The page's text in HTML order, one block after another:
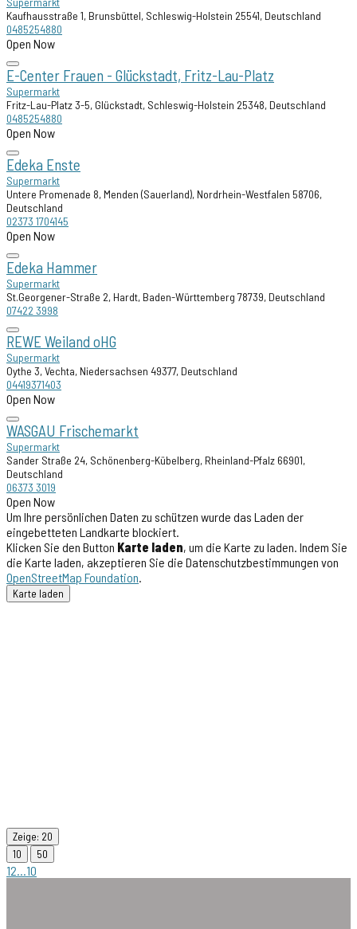
Kaufhausstraße 1, Brunsbüttel, Schleswig-Holstein 25541, Deutschland
0485254880
Open Now
E-Center Frauen - Glückstadt, Fritz-Lau-Platz
Supermarkt
Fritz-Lau-Platz 3-5, Glückstadt, Schleswig-Holstein 25348, Deutschland
0485254880
Open Now
Edeka Enste
Supermarkt
Untere Promenade 8, Menden (Sauerland), Nordrhein-Westfalen 58706,
Deutschland
02373 1704145
Open Now
Edeka Hammer
Supermarkt
St.Georgener-Straße 2, Hardt, Baden-Württemberg 78739, Deutschland
07422 3998
REWE Weiland oHG
Supermarkt
Oythe 3, Vechta, Niedersachsen 49377, Deutschland
04419371403
Open Now
WASGAU Frischemarkt
Supermarkt
Sander Straße 24, Schönenberg-Kübelberg, Rheinland-Pfalz 66901,
Deutschland
06373 3019
Open Now
Um Ihre persönlichen Daten zu schützen wurde das Laden der
eingebetteten Landkarte blockiert.
Klicken Sie den Button Karte laden, um die Karte zu laden. Indem Sie
die Karte laden, akzeptieren Sie die Datenschutzbestimmungen von
OpenStreetMap Foundation.
Karte laden
Zeige: 20
10
50
12...10